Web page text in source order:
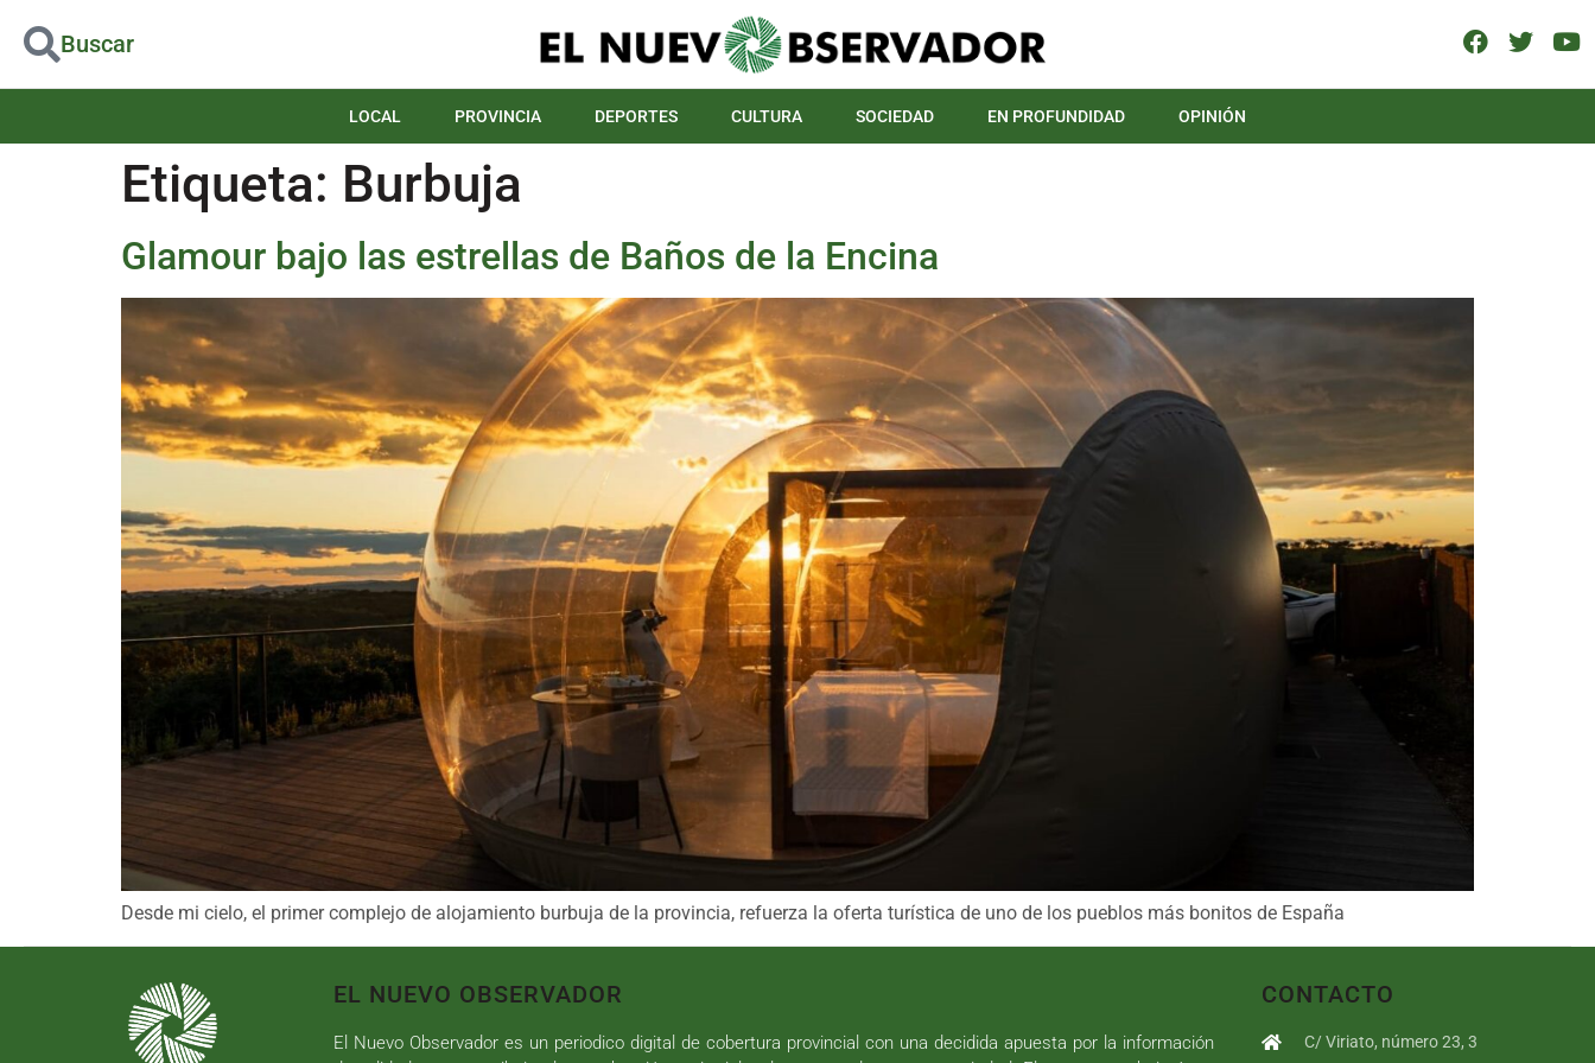
Buscar
LOCAL PROVINCIA DEPORTES CULTURA SOCIEDAD EN PROFUNDIDAD OPINIÓN
Etiqueta: Burbuja
Glamour bajo las estrellas de Baños de la Encina
Desde mi cielo, el primer complejo de alojamiento burbuja de la provincia, refuerza la oferta turística de uno de los pueblos más bonitos de España
EL NUEVO OBSERVADOR
El Nuevo Observador es un periodico digital de cobertura provincial con una decidida apuesta por la información
CONTACTO
C/ Viriato, número 23, 3